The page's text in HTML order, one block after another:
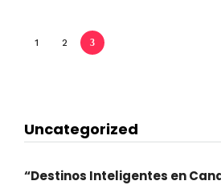
1 2 3
Uncategorized
“Destinos Inteligentes en